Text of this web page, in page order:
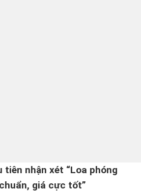
tiên nhận xét “Loa phóng
giá cực tốt”